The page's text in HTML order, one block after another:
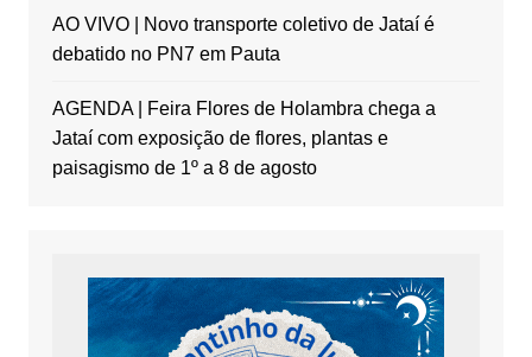
AO VIVO | Novo transporte coletivo de Jataí é
debatido no PN7 em Pauta
AGENDA | Feira Flores de Holambra chega a
Jataí com exposição de flores, plantas e
paisagismo de 1º a 8 de agosto